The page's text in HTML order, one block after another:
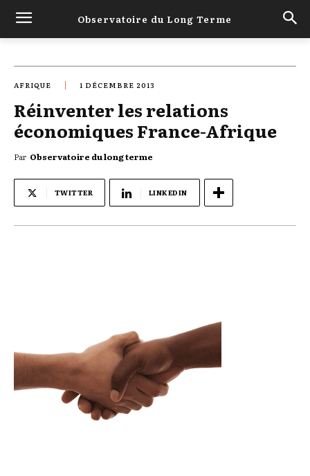
Observatoire du Long Terme
AFRIQUE 1 DÉCEMBRE 2013
Réinventer les relations
économiques France-Afrique
Par Observatoire du long terme
TWITTER LINKEDIN